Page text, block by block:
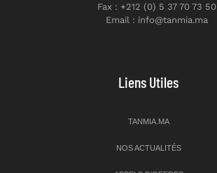
Fax : +212 (0) 5 37 70 73 50
Email : info@tanmia.ma
Liens Utiles
TANMIA.MA
NOS ACTUALITÉS